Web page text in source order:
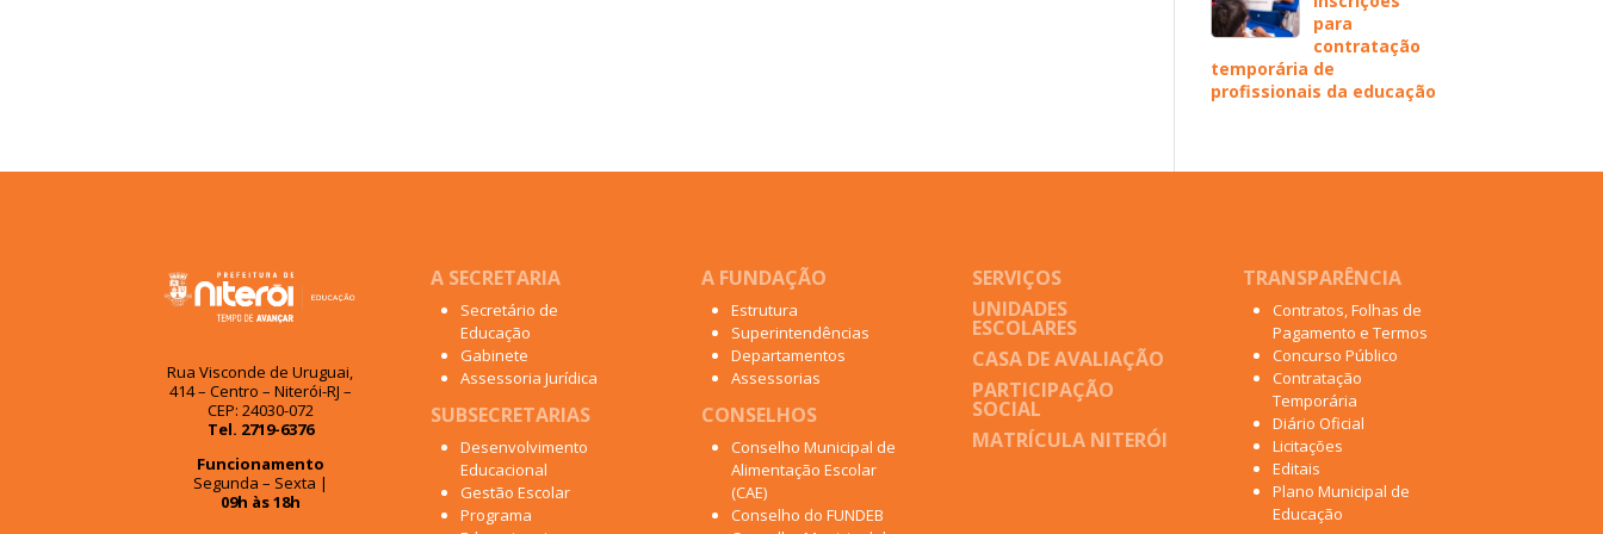
para
contratação
temporária de
profissionais da educação
Rua Visconde de Uruguai,
414 – Centro – Niterói-RJ –
CEP: 24030-072
Tel. 2719-6376
Funcionamento
Segunda – Sexta |
09h às 18h
A SECRETARIA
Secretário de
Educação
Gabinete
Assessoria Jurídica
SUBSECRETARIAS
Desenvolvimento
Educacional
Gestão Escolar
Programa
A FUNDAÇÃO
Estrutura
Superintendências
Departamentos
Assessorias
CONSELHOS
Conselho Municipal de
Alimentação Escolar
(CAE)
Conselho do FUNDEB
SERVIÇOS
UNIDADES
ESCOLARES
CASA DE AVALIAÇÃO
PARTICIPAÇÃO
SOCIAL
MATRÍCULA NITERÓI
TRANSPARÊNCIA
Contratos, Folhas de
Pagamento e Termos
Concurso Público
Contratação
Temporária
Diário Oficial
Licitações
Editais
Plano Municipal de
Educação